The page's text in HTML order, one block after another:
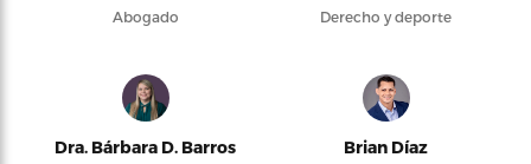
Abogado Derecho y deporte
Dra. Bárbara D. Barros Brian Díaz